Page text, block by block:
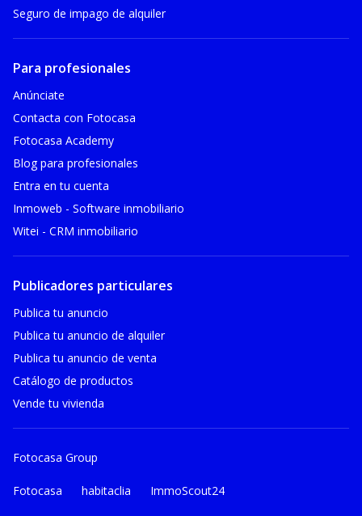
Seguro de impago de alquiler
Para profesionales
Anúnciate
Contacta con Fotocasa
Fotocasa Academy
Blog para profesionales
Entra en tu cuenta
Inmoweb - Software inmobiliario
Witei - CRM inmobiliario
Publicadores particulares
Publica tu anuncio
Publica tu anuncio de alquiler
Publica tu anuncio de venta
Catálogo de productos
Vende tu vivienda
Fotocasa Group
Fotocasa habitaclia ImmoScout24